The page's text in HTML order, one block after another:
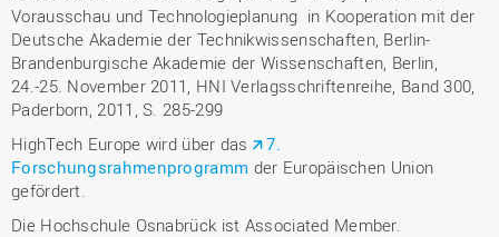
Vorausschau und Technologieplanung in Kooperation mit der
Deutsche Akademie der Technikwissenschaften, Berlin-
Brandenburgische Akademie der Wissenschaften, Berlin,
24.-25. November 2011, HNI Verlagsschriftenreihe, Band 300,
Paderborn, 2011, S. 285-299
HighTech Europe wird über das
7.
Forschungsrahmenprogramm der Europäischen Union
gefördert.
Die Hochschule Osnabrück ist Associated Member.